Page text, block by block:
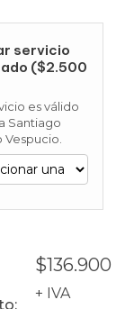
servicio
($2.500
es válido
Santiago
Vespucio.
$136.900
+ IVA